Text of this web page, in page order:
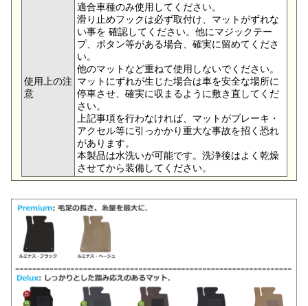
使用上の注
意
適合車種のみ使用してください。
滑り止めフックは必ず取付け、マットがずれな
い事を 確認してください。他にマジックテー
プ、ボタン等がある場合、確実に留めてくださ
い。
他のマットなど重ねて使用しないでください。
マットにずれが生じた場合は車を安全な場所に
停車させ、確実に収まるように敷き直してくだ
さい。
上記事項を行わなければ、マットがブレーキ・
アクセル等に引っかかり重大な事故を招く恐れ
があります。
本製品は水洗いが可能です。洗浄後はよく乾燥
させてから装備してください。